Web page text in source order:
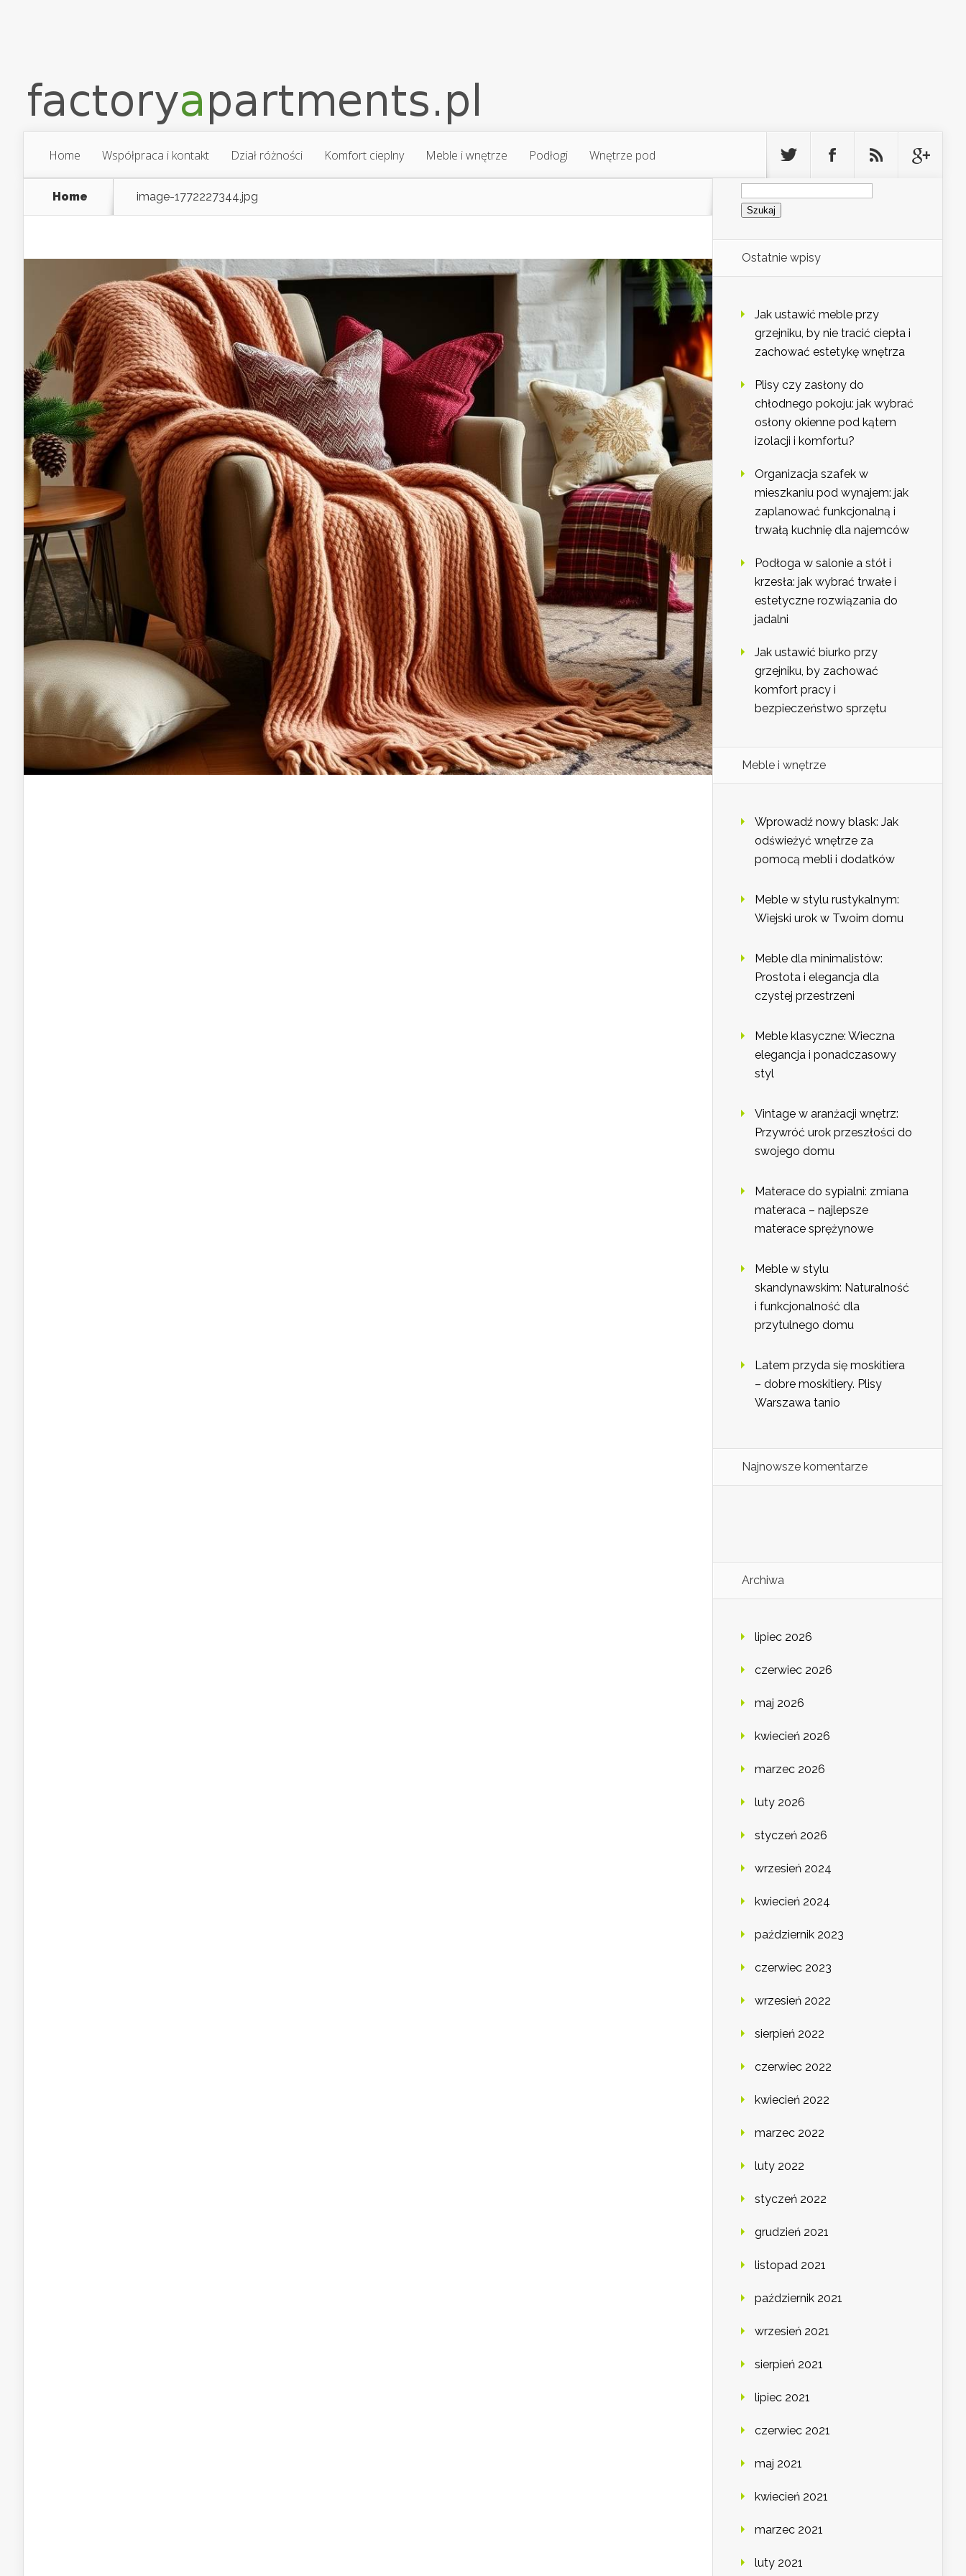
Home Współpraca i kontakt Dział różności Komfort cieplny Meble i wnętrze Podłogi Wnętrze pod
Home image-1772227344.jpg
Szukaj:
Ostatnie wpisy
Jak ustawić meble przy
grzejniku, by nie tracić ciepła i
zachować estetykę wnętrza
Plisy czy zasłony do
chłodnego pokoju: jak wybrać
osłony okienne pod kątem
izolacji i komfortu?
Organizacja szafek w
mieszkaniu pod wynajem: jak
zaplanować funkcjonalną i
trwałą kuchnię dla najemców
Podłoga w salonie a stół i
krzesła: jak wybrać trwałe i
estetyczne rozwiązania do
jadalni
Jak ustawić biurko przy
grzejniku, by zachować
komfort pracy i
bezpieczeństwo sprzętu
Meble i wnętrze
Wprowadź nowy blask: Jak
odświeżyć wnętrze za
pomocą mebli i dodatków
Meble w stylu rustykalnym:
Wiejski urok w Twoim domu
Meble dla minimalistów:
Prostota i elegancja dla
czystej przestrzeni
Meble klasyczne: Wieczna
elegancja i ponadczasowy
styl
Vintage w aranżacji wnętrz:
Przywróć urok przeszłości do
swojego domu
Materace do sypialni: zmiana
materaca – najlepsze
materace sprężynowe
Meble w stylu
skandynawskim: Naturalność
i funkcjonalność dla
przytulnego domu
Latem przyda się moskitiera
– dobre moskitiery. Plisy
Warszawa tanio
Najnowsze komentarze
Archiwa
lipiec 2026
czerwiec 2026
maj 2026
kwiecień 2026
marzec 2026
luty 2026
styczeń 2026
wrzesień 2024
kwiecień 2024
październik 2023
czerwiec 2023
wrzesień 2022
sierpień 2022
czerwiec 2022
kwiecień 2022
marzec 2022
luty 2022
styczeń 2022
grudzień 2021
listopad 2021
październik 2021
wrzesień 2021
sierpień 2021
lipiec 2021
czerwiec 2021
maj 2021
kwiecień 2021
marzec 2021
luty 2021